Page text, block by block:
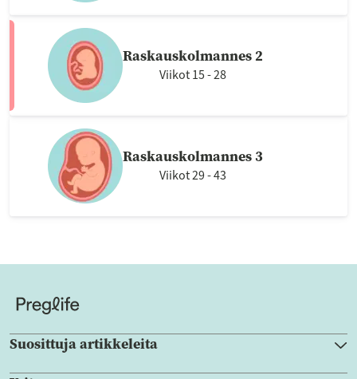
Raskauskolmannes 2
Viikot 15 - 28
Raskauskolmannes 3
Viikot 29 - 43
Suosittuja artikkeleita